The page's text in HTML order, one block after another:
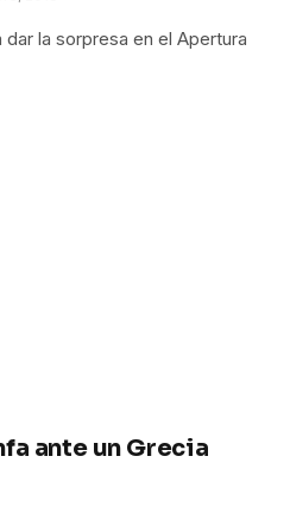
la sorpresa en el Apertura
ante un Grecia